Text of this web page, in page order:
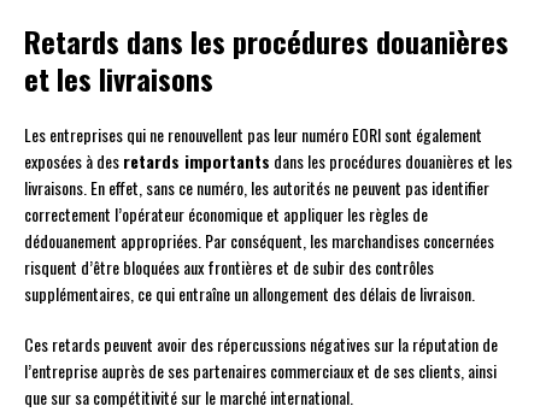
Retards dans les procédures douanières
et les livraisons
Les entreprises qui ne renouvellent pas leur numéro EORI sont également
exposées à desretards importants dans les procédures douanières et les
livraisons. En effet, sans ce numéro, les autorités ne peuvent pas identifier
correctement l’opérateur économique et appliquer les règles de
dédouanement appropriées. Par conséquent, les marchandises concernées
risquent d’être bloquées aux frontières et de subir des contrôles
supplémentaires, ce qui entraîne un allongement des délais de livraison.
Ces retards peuvent avoir des répercussions négatives sur la réputation de
l’entreprise auprès de ses partenaires commerciaux et de ses clients, ainsi
que sur sa compétitivité sur le marché international.